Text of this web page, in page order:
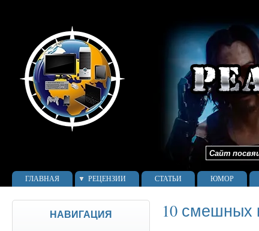
Сайт
ГЛАВНАЯ РЕЦЕНЗИИ СТАТЬИ ЮМОР
10 смешных
НАВИГАЦИЯ